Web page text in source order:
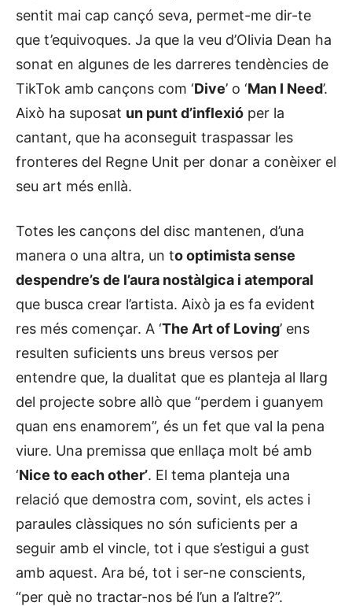
sentit mai cap cançó seva, permet-me dir-te
que t’equivoques. Ja que la veu d’Olivia Dean ha
sonat en algunes de les darreres tendències de
TikTok amb cançons com ‘Dive’ o ‘Man I Need’.
Això ha suposat un punt d’inflexió per la
cantant, que ha aconseguit traspassar les
fronteres del Regne Unit per donar a conèixer el
seu art més enllà.
Totes les cançons del disc mantenen, d’una
manera o una altra, un to optimista sense
despendre’s de l’aura nostàlgica i atemporal
que busca crear l’artista. Això ja es fa evident
res més començar. A ‘The Art of Loving’ ens
resulten suficients uns breus versos per
entendre que, la dualitat que es planteja al llarg
del projecte sobre allò que “perdem i guanyem
quan ens enamorem”, és un fet que val la pena
viure. Una premissa que enllaça molt bé amb
‘Nice to each other’. El tema planteja una
relació que demostra com, sovint, els actes i
paraules clàssiques no són suficients per a
seguir amb el vincle, tot i que s’estigui a gust
amb aquest. Ara bé, tot i ser-ne conscients,
“per què no tractar-nos bé l’un a l’altre?”.